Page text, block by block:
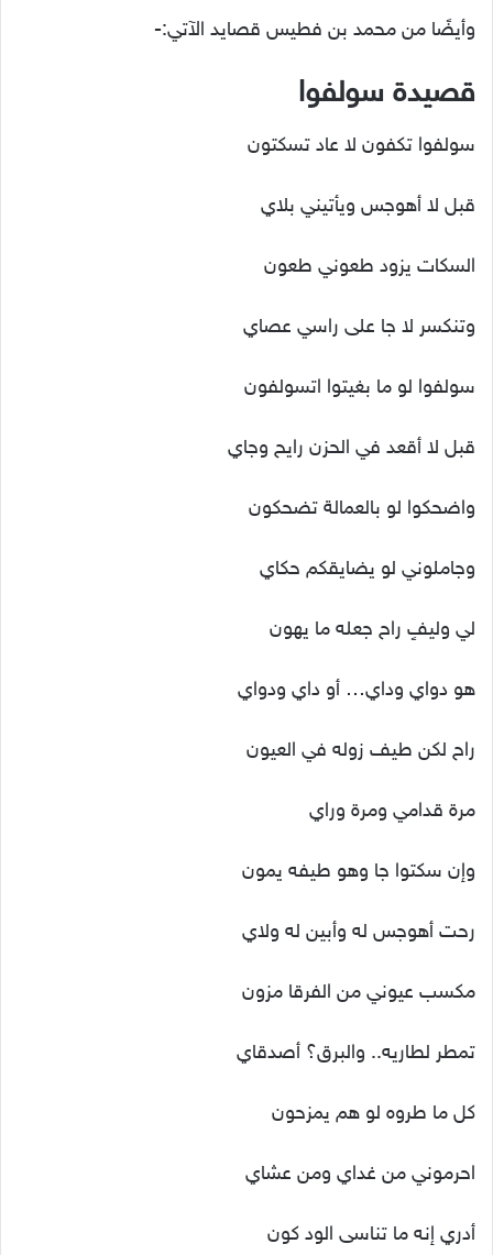
وأيضًا من محمد بن فطيس قصايد الآتي:-
قصيدة سولفوا
سولفوا تكفون لا عاد تسكتون
قبل لا أهوجس ويأتيني بلاي
السكات يزود طعوني طعون
وتنكسر لا جا على راسي عصاي
سولفوا لو ما بغيتوا اتسولفون
قبل لا أقعد في الحزن رايح وجاي
واضحكوا لو بالعمالة تضحكون
وجاملوني لو يضايقكم حكاي
لي وليفٍ راح جعله ما يهون
هو دواي وداي… أو داي ودواي
راح لكن طيف زوله في العيون
مرة قدامي ومرة وراي
وإن سكتوا جا وهو طيفه يمون
رحت أهوجس له وأبين له ولاي
مكسب عيوني من الفرقا مزون
تمطر لطاريه.. والبرق؟ أصدقاي
كل ما طروه لو هم يمزحون
احرموني من غداي ومن عشاي
أدري إنه ما تناسى الود كون